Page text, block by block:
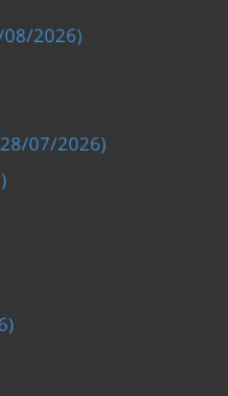
2026)
07/2026)